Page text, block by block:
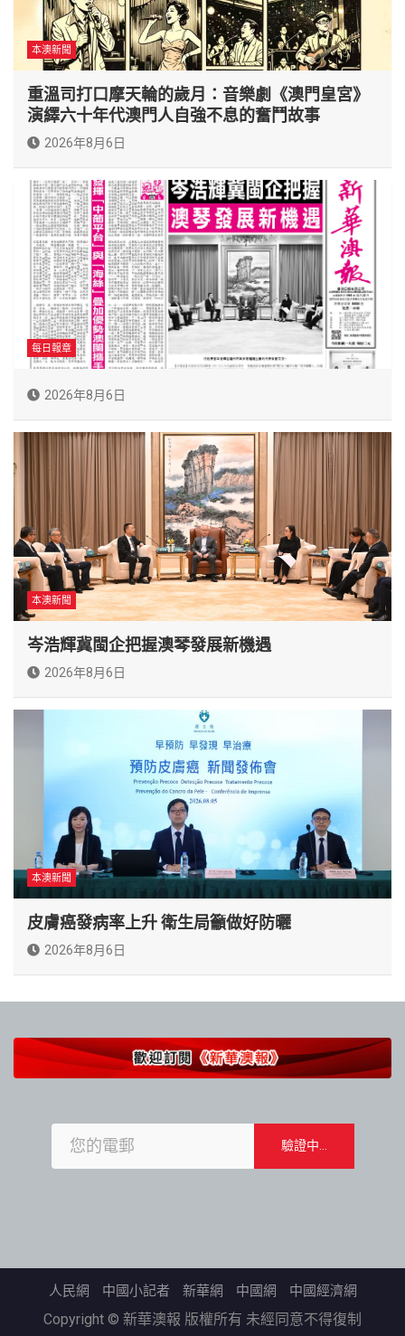
本澳新聞
重溫司打口摩天輪的歲月：音樂劇《澳門皇宮》
演繹六十年代澳門人自強不息的奮鬥故事
2026年8月6日
每日報章
2026年8月6日
本澳新聞
岑浩輝冀閩企把握澳琴發展新機遇
2026年8月6日
本澳新聞
皮膚癌發病率上升 衛生局籲做好防曬
2026年8月6日
人民網 中國小記者 新華網 中國網 中國經濟網
Copyright © 新華澳報 版權所有 未經同意不得復制